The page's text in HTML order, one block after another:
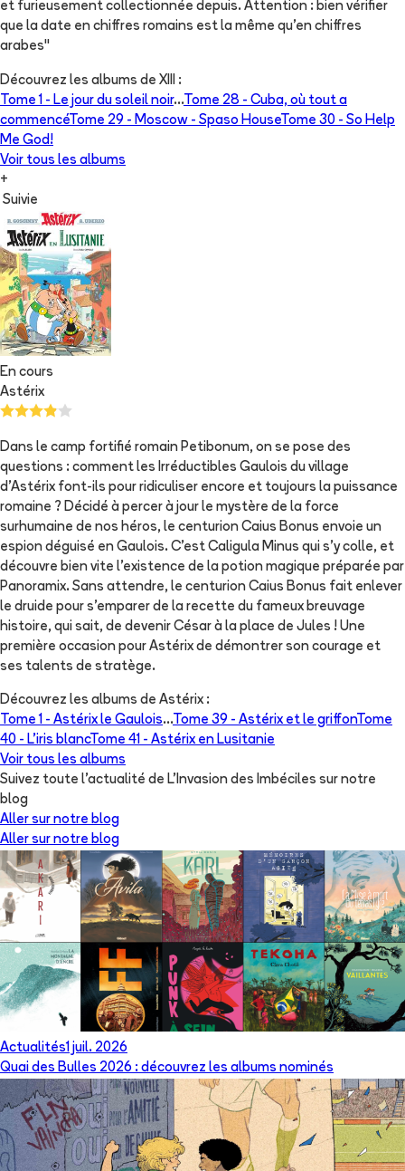
et furieusement collectionnée depuis. Attention : bien vérifier
que la date en chiffres romains est la même qu'en chiffres
arabes"
Découvrez les albums de XIII
:
Tome 1 - Le jour du soleil noir...Tome 28 - Cuba, où tout a
commencéTome 29 - Moscow - Spaso HouseTome 30 - So Help
Me God!
Voir tous les albums
+
Suivie
En cours
Astérix
Dans le camp fortifié romain Petibonum, on se pose des
questions : comment les Irréductibles Gaulois du village
d’Astérix font-ils pour ridiculiser encore et toujours la puissance
romaine ? Décidé à percer à jour le mystère de la force
surhumaine de nos héros, le centurion Caius Bonus envoie un
espion déguisé en Gaulois. C’est Caligula Minus qui s’y colle, et
découvre bien vite l’existence de la potion magique préparée par
Panoramix. Sans attendre, le centurion Caius Bonus fait enlever
le druide pour s’emparer de la recette du fameux breuvage
histoire, qui sait, de devenir César à la place de Jules ! Une
première occasion pour Astérix de démontrer son courage et
ses talents de stratège.
Découvrez les albums de Astérix :
Tome 1 - Astérix le Gaulois...Tome 39 - Astérix et le griffonTome
40 - L'iris blancTome 41 - Astérix en Lusitanie
Voir tous les albums
Suivez toute l'actualité de L'Invasion des Imbéciles sur notre
blog
Aller sur notre blog
Aller sur notre blog
Actualités1 juil. 2026
Quai des Bulles 2026 : découvrez les albums nominés